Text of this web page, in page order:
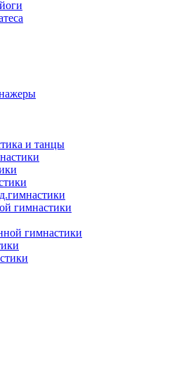
и танцы
гимнастики
гимнастики